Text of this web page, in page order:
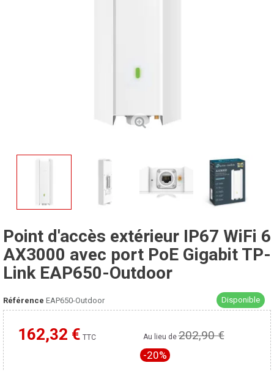
Point d'accès extérieur IP67 WiFi 6
AX3000 avec port PoE Gigabit TP-
Link EAP650-Outdoor
Référence EAP650-Outdoor Disponible
162,32 € TTC
Moins cher ailleurs ? Au lieu de202,90 €
-20%